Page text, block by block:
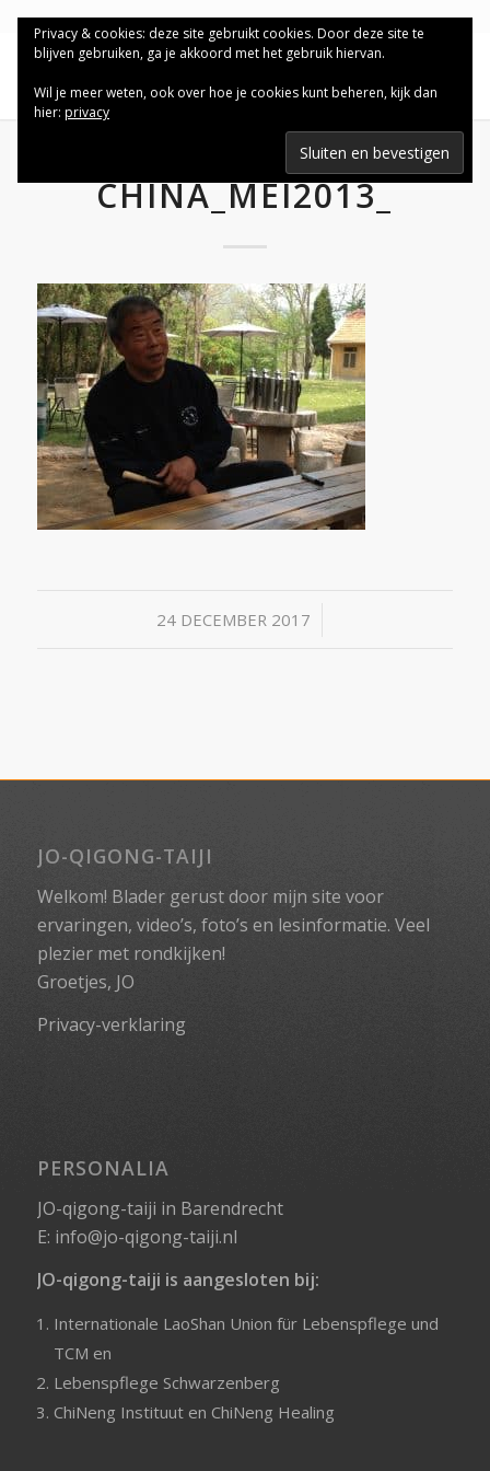
CHINA_MEI2013_
24 DECEMBER 2017
/
JO-QIGONG-TAIJI
Welkom! Blader gerust door mijn site voor
ervaringen, video’s, foto’s en lesinformatie. Veel
plezier met rondkijken!
Groetjes, JO
Privacy-verklaring
PERSONALIA
JO-qigong-taiji in Barendrecht
E: info@jo-qigong-taiji.nl
JO-qigong-taiji is aangesloten bij:
Internationale LaoShan Union für Lebenspflege und
TCM en
Lebenspflege Schwarzenberg
ChiNeng Instituuten ChiNeng Healing
Privacy & cookies: deze site gebruikt cookies. Door deze site te
blijven gebruiken, ga je akkoord met het gebruik hiervan.
Wil je meer weten, ook over hoe je cookies kunt beheren, kijk dan
hier: privacy